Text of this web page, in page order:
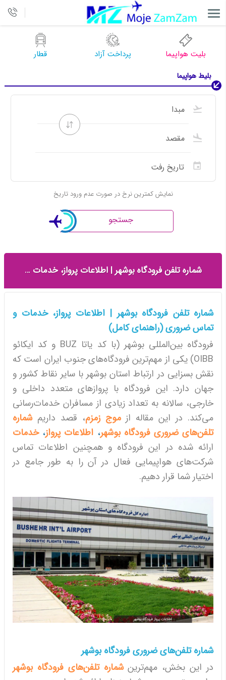
بلیت هواپیما پرداخت آزاد قطار
بلیط هواپیما
نمایش کمترین نرخ در صورت عدم ورود تاریخ
جستجو
شماره تلفن فرودگاه بوشهر | اطلاعات پرواز، خدمات و تماس ضروری (راهنمای کامل)
شماره تلفن فرودگاه بوشهر | اطلاعات پرواز، خدمات و
تماس ضروری (راهنمای کامل)
فرودگاه بین‌المللی بوشهر (با کد یاتا BUZ و کد ایکائو
OIBB) یکی از مهم‌ترین فرودگاه‌های جنوب ایران است که
نقش بسزایی در ارتباط استان بوشهر با سایر نقاط کشور و
جهان دارد. این فرودگاه با پروازهای متعدد داخلی و
خارجی، سالانه به تعداد زیادی از مسافران خدمات‌رسانی
می‌کند. در این مقاله ازموج زمزم، قصد داریمشماره
تلفن‌های ضروری فرودگاه بوشهر، اطلاعات پرواز،خدمات
ارائه شده در این فرودگاه و همچنین اطلاعات تماس
شرکت‌های هواپیمایی فعال در آن را به طور جامع در
اختیار شما قرار دهیم.
شماره تلفن‌های ضروری فرودگاه بوشهر
در این بخش، مهم‌ترینشماره تلفن‌های فرودگاه بوشهر